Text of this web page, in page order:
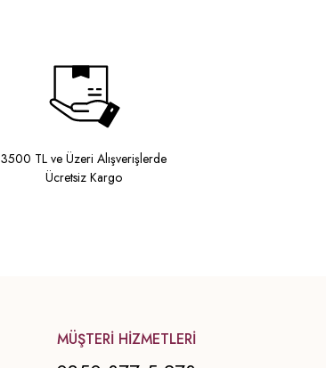
3500 TL ve Üzeri Alışverişlerde
Ücretsiz Kargo
MÜŞTERİ HİZMETLERİ